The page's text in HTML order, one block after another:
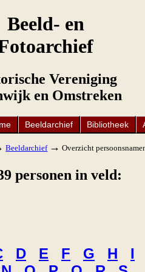
Beeld- en
Vereniging
en Omstreken
Beeldarchief Bibliotheek
Beeldarchief → Overzicht
personen in veld:
D E F G H
I